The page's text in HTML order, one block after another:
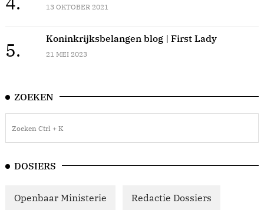
13 OKTOBER 2021
5.
Koninkrijksbelangen blog | First Lady
21 MEI 2023
ZOEKEN
DOSIERS
Openbaar Ministerie Redactie Dossiers